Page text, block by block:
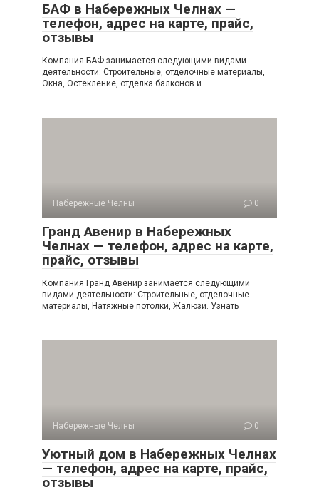
БАФ в Набережных Челнах —
телефон, адрес на карте, прайс,
отзывы
Компания БАФ занимается следующими видами
деятельности: Строительные, отделочные материалы,
Окна, Остекление, отделка балконов и
Набережные Челны 0
Гранд Авенир в Набережных
Челнах — телефон, адрес на карте,
прайс, отзывы
Компания Гранд Авенир занимается следующими
видами деятельности: Строительные, отделочные
материалы, Натяжные потолки, Жалюзи. Узнать
Набережные Челны 0
Уютный дом в Набережных Челнах
— телефон, адрес на карте, прайс,
отзывы